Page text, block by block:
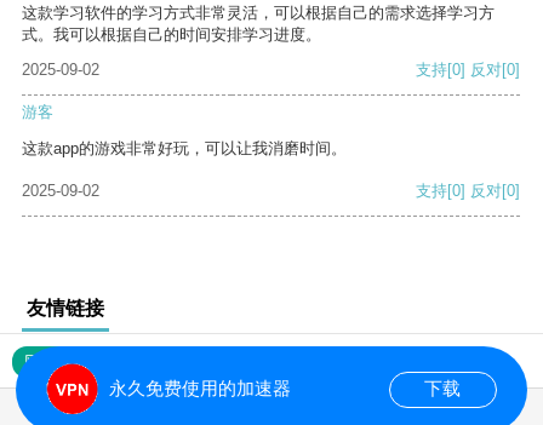
这款学习软件的学习方式非常灵活，可以根据自己的需求选择学习方
式。我可以根据自己的时间安排学习进度。
2025-09-02
支持[0] 反对[0]
游客
这款app的游戏非常好玩，可以让我消磨时间。
2025-09-02 支持[0] 反对[0]
友情链接
网站地图
永久免费使用的加速器 下载